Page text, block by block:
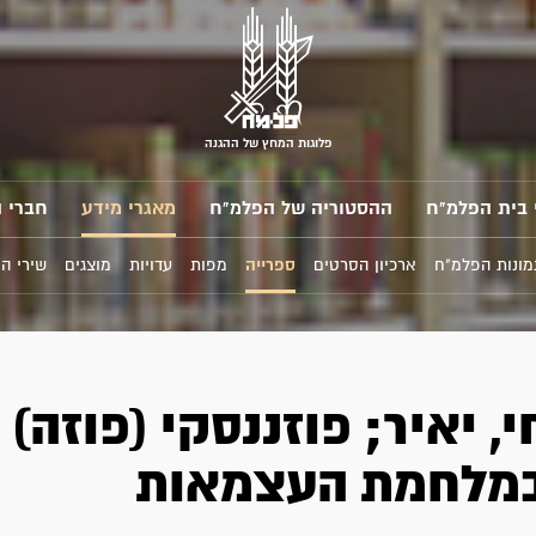
פלוגות המחץ של ההגנה
בית הפלמ"ח ההסטוריה של הפלמ"ח מאגרי מידע חברי
הפלמ"ח ארכיון הסרטים ספרייה מפות עדויות מוצגים שירי
יאיר; פוזננסקי
במלחמת העצמאות